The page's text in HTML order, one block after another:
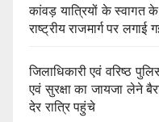
कांवड़ यात्रियों के स्वागत के
राष्ट्रीय राजमार्ग पर
जिलाधिकारी एवं वरिष्ठ
एवं सुरक्षा का जायजा लेने
देर रात्रि पहुंचे